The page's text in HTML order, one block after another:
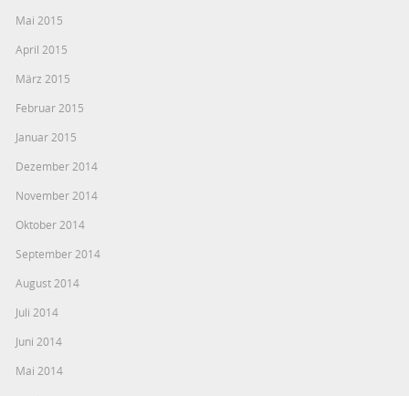
Mai 2015
April 2015
März 2015
Februar 2015
Januar 2015
Dezember 2014
November 2014
Oktober 2014
September 2014
August 2014
Juli 2014
Juni 2014
Mai 2014